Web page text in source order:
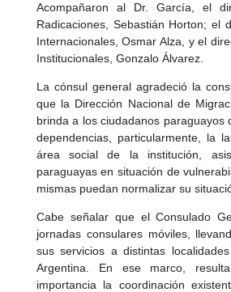
Acompañaron al Dr. García, el
Radicaciones, Sebastián Horton; el
Internacionales, Osmar Alza, y el
Institucionales, Gonzalo Álvarez.
La cónsul general agradeció la
que la Dirección Nacional de
brinda a los ciudadanos paraguayos
dependencias, particularmente, la
área social de la institución,
paraguayas en situación de
mismas puedan normalizar su
Cabe señalar que el Consulado
jornadas consulares móviles,
sus servicios a distintas
Argentina. En ese marco,
importancia la coordinación